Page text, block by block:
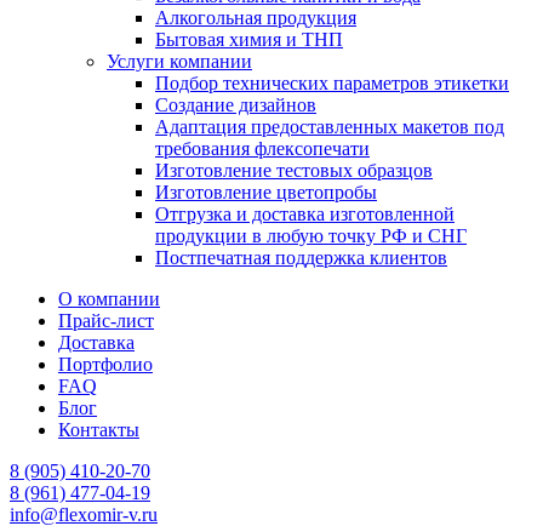
Алкогольная продукция
Бытовая химия и ТНП
Услуги компании
Подбор технических параметров этикетки
Создание дизайнов
Адаптация предоставленных макетов под
требования флексопечати
Изготовление тестовых образцов
Изготовление цветопробы
Отгрузка и доставка изготовленной
продукции в любую точку РФ и СНГ
Постпечатная поддержка клиентов
О компании
Прайс-лист
Доставка
Портфолио
FAQ
Блог
Контакты
8 (905) 410-20-70
8 (961) 477-04-19
info@flexomir-v.ru